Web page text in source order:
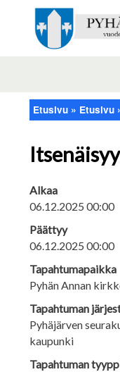
Murupolku
Etusivu Etusivu
Alkaa
06.12.2025 00:00
Päättyy
06.12.2025 00:00
Tapahtumapaikka
Pyhän Annan
Tapahtuman
Pyhäjärven
kaupunki
Tapahtuman